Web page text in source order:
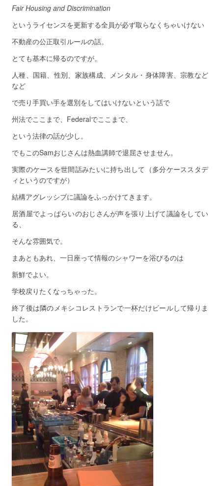
Fair Housing and Discrimination
というライセンスを更新する全員が必ず取らなくちゃいけない
不動産の公正取引ルールの話。
とても基本に帰るのですが。
人種、国籍、性別、家族構成、メンタル・身体障害、宗教など
など
で売り手買い手を選別をしてはいけないという話で
州法でここまで、Federalでここまで、
という法律の話が少し。
でもこのSamおじさんは熱血講師で退屈させません。
実際のケースを世間話みたいに持ち出して（多分ケーススタデ
ィというのですが）
結構アグレッシブに議論をふっかけてきます。
居酒屋でよっぱらいのおじさんが声を張り上げて議論をしてい
る、
そんな雰囲気で。
まあともあれ、一日座って情報のシャワーを浴びるのは
新鮮でよい。
学校戻りたくなっちゃった。
終了後は隣のメキシコレストランで一杯だけビールして帰りま
した。